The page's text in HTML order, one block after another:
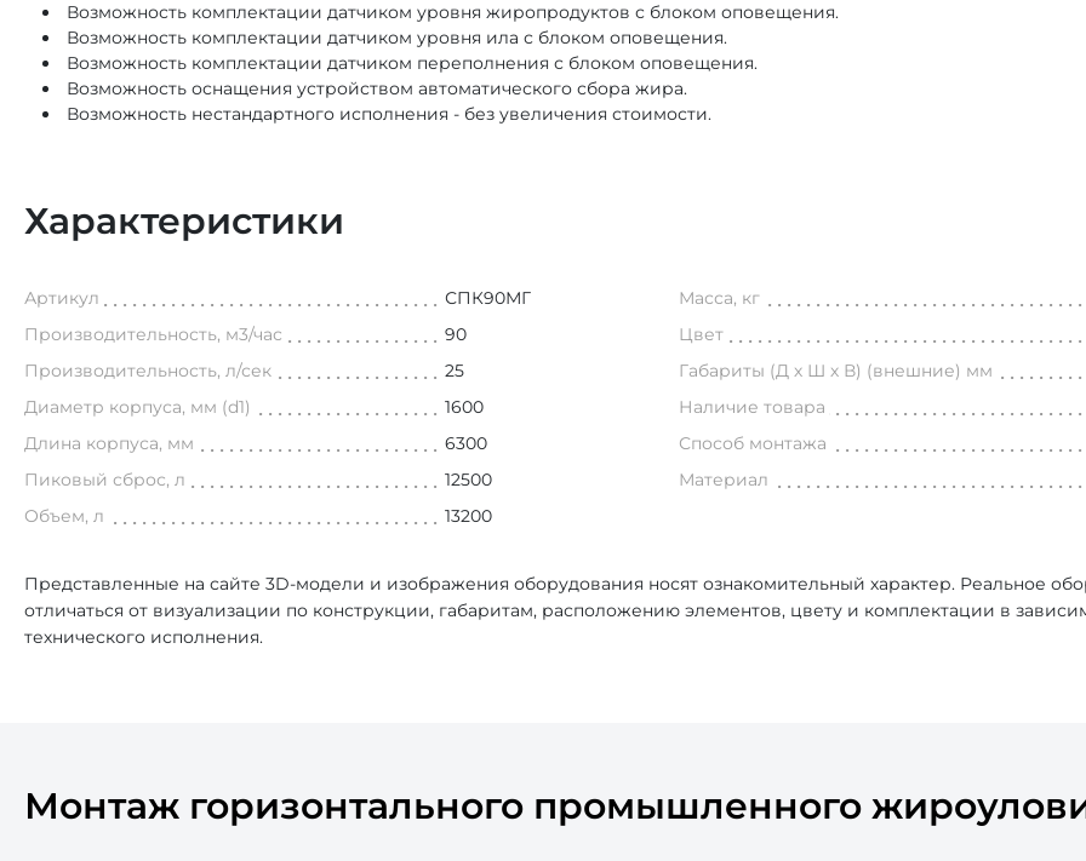
Возможность комплектации датчиком уровня жиропродуктов с блоком оповещения.
Возможность комплектации датчиком уровня ила с блоком оповещения.
Возможность комплектации датчиком переполнения с блоком оповещения.
Возможность оснащения устройством автоматического сбора жира.
Возможность нестандартного исполнения - без увеличения стоимости.
Характеристики
Артикул
СПК90МГ
Производительность, м3/час
90
Производительность, л/сек
25
Диаметр корпуса, мм (d1)
1600
Длина корпуса, мм
6300
Пиковый сброс, л
12500
Объем, л
13200
Масса, кг
Цвет
Габариты (Д х Ш х В) (внешние) мм
Наличие товара
Способ монтажа
Материал
Представленные на сайте 3D-модели и изображения оборудования носят ознакомительный характер. Реальное
отличаться от визуализации по конструкции, габаритам, расположению элементов, цвету и комплектации в
технического исполнения.
Монтаж горизонтального промышленного